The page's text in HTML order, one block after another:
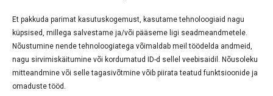
Et pakkuda parimat kasutuskogemust, kasutame tehnoloogiaid nagu
küpsised, millega salvestame ja/või pääseme ligi seadmeandmetele.
Nõustumine nende tehnoloogiatega võimaldab meil töödelda andmeid,
nagu sirvimiskäitumine või kordumatud ID-d sellel veebisaidil. Nõusoleku
mitteandmine või selle tagasivõtmine võib piirata teatud funktsioonide ja
omaduste tööd.
ja tutvustamisele. Meie eesmärk on pakkuda ajakohast ja
objektiivset teavet. Kõik meie koostööpartnerid omavad
Eesti Maksu- ja Tolliameti litsentsi. Palume alati tutvuda
konkreetse kasiino reeglite ja boonustingimustega enne
mängimist. Hasartmäng pole sobiv viis rahaliste
probleemide lahendamiseks – mängi vastutustundlikult.